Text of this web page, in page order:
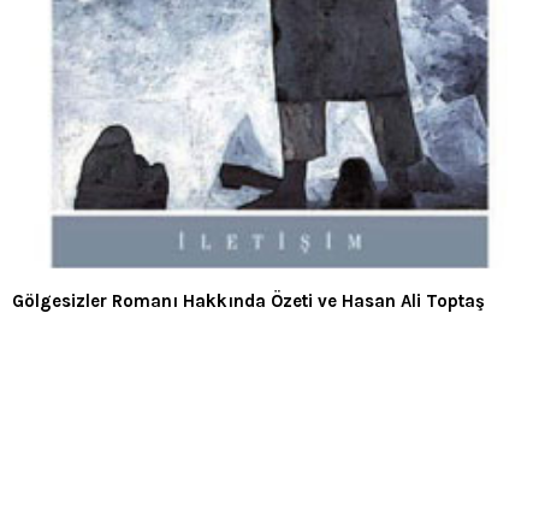
Gölgesizler Romanı Hakkında Özeti ve Hasan Ali Toptaş